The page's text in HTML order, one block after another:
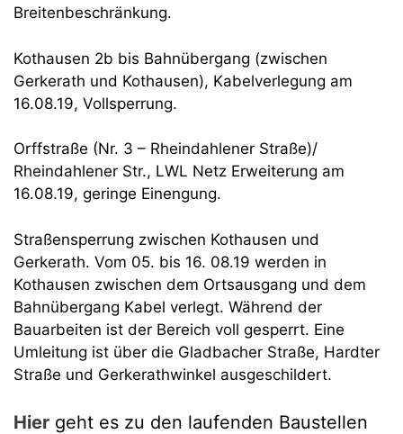
Breitenbeschränkung.
Kothausen 2b bis Bahnübergang (zwischen
Gerkerath und Kothausen), Kabelverlegung am
16.08.19, Vollsperrung.
Orffstraße (Nr. 3 – Rheindahlener Straße)/
Rheindahlener Str., LWL Netz Erweiterung am
16.08.19, geringe Einengung.
Straßensperrung zwischen Kothausen und
Gerkerath. Vom 05. bis 16. 08.19 werden in
Kothausen zwischen dem Ortsausgang und dem
Bahnübergang Kabel verlegt. Während der
Bauarbeiten ist der Bereich voll gesperrt. Eine
Umleitung ist über die Gladbacher Straße, Hardter
Straße und Gerkerathwinkel ausgeschildert.
Hier geht es zu den laufenden Baustellen